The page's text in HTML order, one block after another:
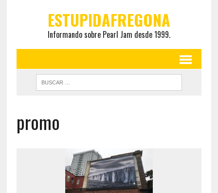
ESTUPIDAFREGONA
Informando sobre Pearl Jam desde 1999.
promo